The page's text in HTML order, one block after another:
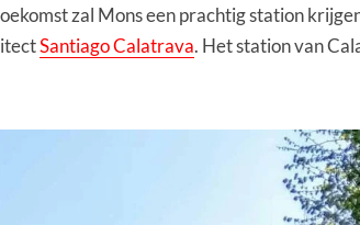
zal Mons een prachtig station
Santiago Calatrava. Het station van